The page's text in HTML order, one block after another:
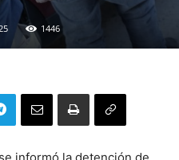
1446
informó la detención de